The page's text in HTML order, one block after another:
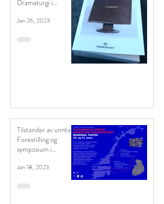
Dramaturgi i
(bokutgivelse)
Jan 26, 2023
Tilstander av unntak:
Forestilling og
symposium i
Trondheim 10. og 11.
mars.
Jan 18, 2023